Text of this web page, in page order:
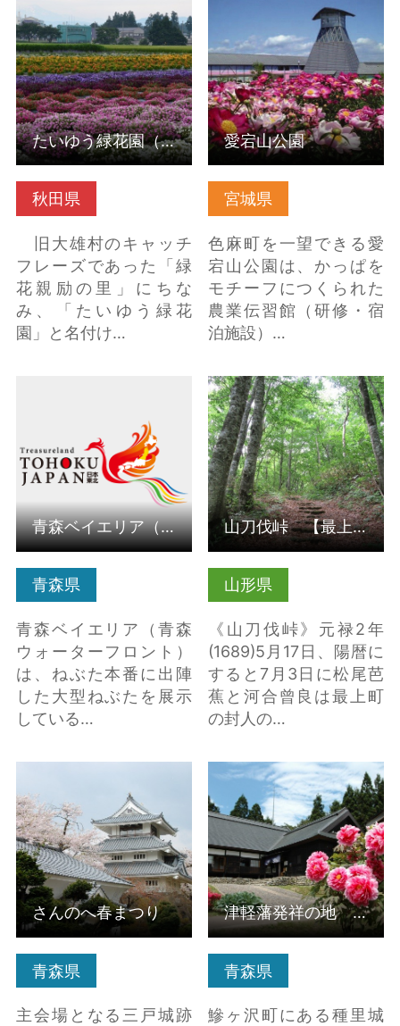
秋田県
旧大雄村のキャッチ
フレーズであった「緑
花親励の里」にちな
み、「たいゆう緑花
園」と名付け…
県横手市） の詳細はこ
ちら
たいゆう緑花園（秋田県横手市）
宮城県
色麻町を一望できる愛
宕山公園は、かっぱを
モチーフにつくられた
農業伝習館（研修・宿
泊施設）…
愛宕山公園
青森県
青森ベイエリア（青森
ウォーターフロント）
は、ねぶた本番に出陣
した大型ねぶたを展示
している…
青森ベイエリア（青森ウォーターフロント）
山形県
《山刀伐峠》元禄2年
(1689)5月17日、陽暦に
すると7月3日に松尾芭
蕉と河合曾良は最上町
の封人の…
山刀伐峠 【最上町】
の詳細はこちら
山刀伐峠 【最上町】
青森県
主会場となる三戸城跡
細はこちら
さんのへ春まつり
青森県
鰺ヶ沢町にある種里城
津軽藩発祥の地 国史
跡 種里城跡「光信公
の館」 の詳細はこちら
津軽藩発祥の地 国史跡 種里城跡「光信公の館」